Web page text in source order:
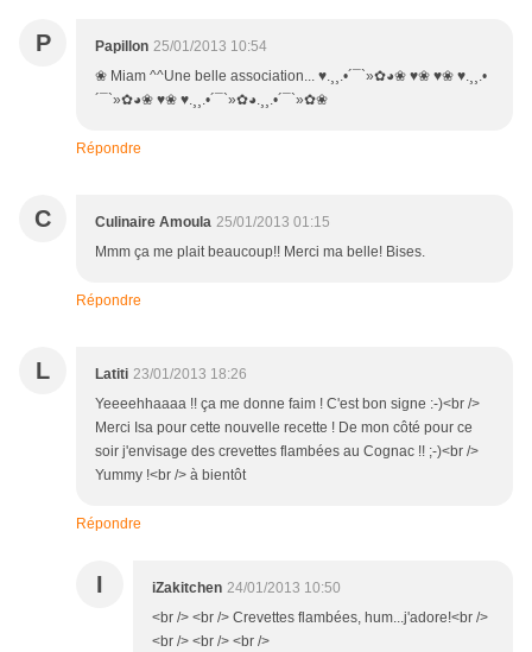
P Papillon 25/01/2013 10:54
❀ Miam ^^Une belle association... ♥.¸¸.•´¯`»✿◕❀ ♥❀ ♥❀ ♥.¸¸.•
´¯`»✿◕❀ ♥❀ ♥.¸¸.•´¯`»✿◕.¸¸.•´¯`»✿❀
Répondre
C Culinaire Amoula 25/01/2013 01:15
Mmm ça me plait beaucoup!! Merci ma belle! Bises.
Répondre
L Latiti 23/01/2013 18:26
Yeeeehhaaaa !! ça me donne faim ! C'est bon signe :-)<br />
Merci Isa pour cette nouvelle recette ! De mon côté pour ce
soir j'envisage des crevettes flambées au Cognac !! ;-)<br />
Yummy !<br /> à bientôt
Répondre
I iZakitchen 24/01/2013 10:50
<br /> <br /> Crevettes flambées, hum...j'adore!<br />
<br /> <br /> <br />